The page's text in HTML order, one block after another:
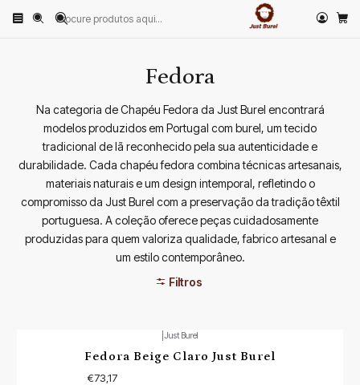
Início PRODUTOS CHAPÉUS
Fedora
Na categoria de Chapéu Fedora da Just Burel encontrará
modelos produzidos em Portugal com burel, um tecido
tradicional de lã reconhecido pela sua autenticidade e
durabilidade. Cada chapéu fedora combina técnicas artesanais,
materiais naturais e um design intemporal, refletindo o
compromisso da Just Burel com a preservação da tradição têxtil
portuguesa. A coleção oferece peças cuidadosamente
produzidas para quem valoriza qualidade, fabrico artesanal e
um estilo contemporâneo.
Filtros
Just Burel
Fedora Beige Claro Just Burel
€73,17